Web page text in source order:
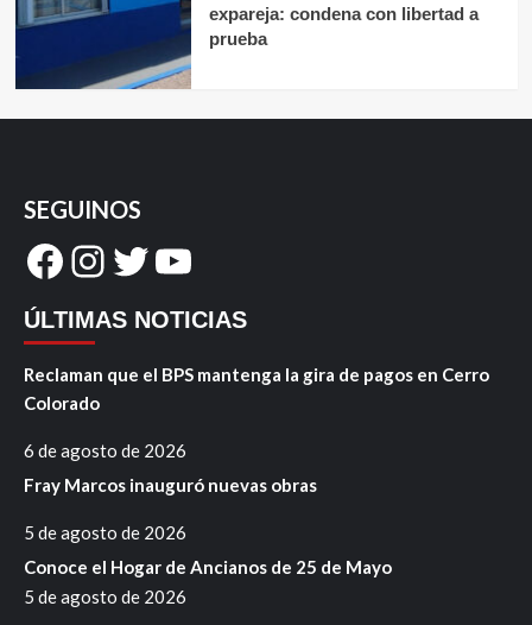
expareja: condena con libertad a
prueba
SEGUINOS
Facebook
Instagram
Twitter
YouTube
ÚLTIMAS NOTICIAS
Reclaman que el BPS mantenga la gira de pagos en Cerro
Colorado
6 de agosto de 2026
Fray Marcos inauguró nuevas obras
5 de agosto de 2026
Conoce el Hogar de Ancianos de 25 de Mayo
5 de agosto de 2026